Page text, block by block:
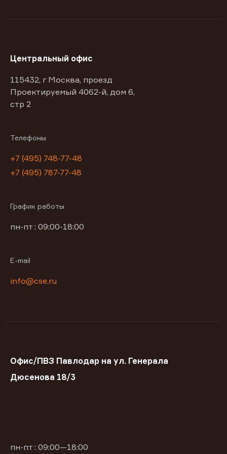
Центральный офис
115432, г Москва, проезд
Проектируемый 4062-й, дом 6,
стр 2
Телефоны
+7 (495) 748-77-48
+7 (495) 787-77-48
График работы
пн-пт : 09:00-18:00
E-mail
info@cse.ru
Офис/ПВЗ Павлодар на ул. Генерала
Дюсенова 18/3
пн-пт : 09:00—18:00